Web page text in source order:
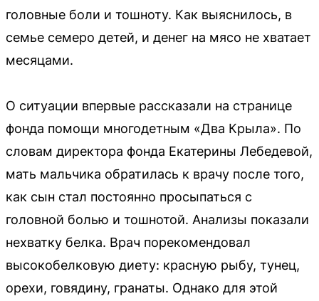
головные боли и тошноту. Как выяснилось, в
семье семеро детей, и денег на мясо не хватает
месяцами.
О ситуации впервые рассказали на странице
фонда помощи многодетным «Два Крыла». По
словам директора фонда Екатерины Лебедевой,
мать мальчика обратилась к врачу после того,
как сын стал постоянно просыпаться с
головной болью и тошнотой. Анализы показали
нехватку белка. Врач порекомендовал
высокобелковую диету: красную рыбу, тунец,
орехи, говядину, гранаты. Однако для этой